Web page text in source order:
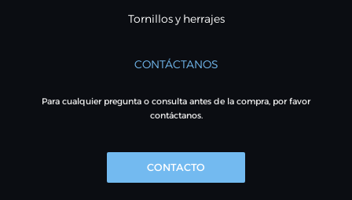
Tornillos y herrajes
CONTÁCTANOS
Para cualquier pregunta o consulta antes de la compra, por favor
contáctanos.
CONTACTO